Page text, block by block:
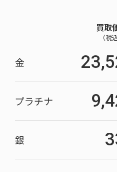
買取
（税
金
プラチナ
銀